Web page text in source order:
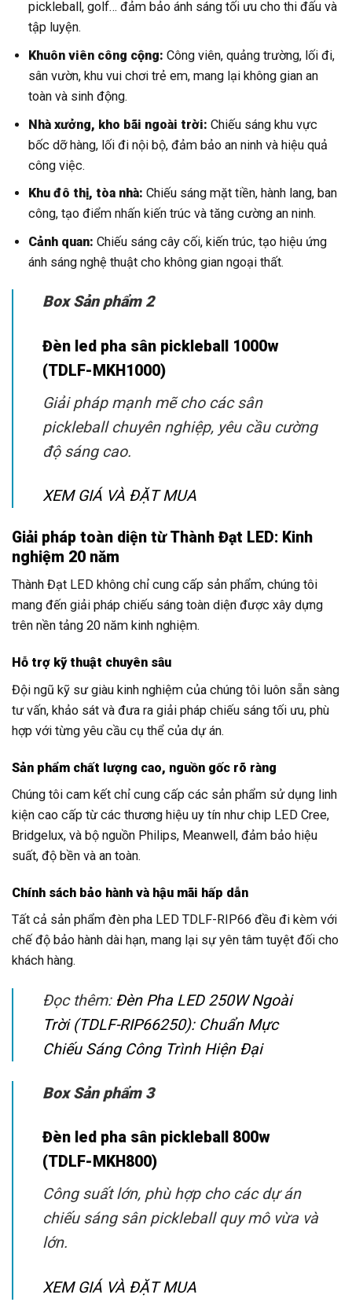
pickleball, golf… đảm bảo ánh sáng tối ưu cho thi đấu và
tập luyện.
Khuôn viên công cộng: Công viên, quảng trường, lối đi,
sân vườn, khu vui chơi trẻ em, mang lại không gian an
toàn và sinh động.
Nhà xưởng, kho bãi ngoài trời: Chiếu sáng khu vực
bốc dỡ hàng, lối đi nội bộ, đảm bảo an ninh và hiệu quả
công việc.
Khu đô thị, tòa nhà: Chiếu sáng mặt tiền, hành lang, ban
công, tạo điểm nhấn kiến trúc và tăng cường an ninh.
Cảnh quan: Chiếu sáng cây cối, kiến trúc, tạo hiệu ứng
ánh sáng nghệ thuật cho không gian ngoại thất.
Box Sản phẩm 2
Đèn led pha sân pickleball 1000w
(TDLF-MKH1000)
Giải pháp mạnh mẽ cho các sân
pickleball chuyên nghiệp, yêu cầu cường
độ sáng cao.
XEM GIÁ VÀ ĐẶT MUA
Giải pháp toàn diện từ Thành Đạt LED: Kinh
nghiệm 20 năm
Thành Đạt LED không chỉ cung cấp sản phẩm, chúng tôi
mang đến giải pháp chiếu sáng toàn diện được xây dựng
trên nền tảng 20 năm kinh nghiệm.
Hỗ trợ kỹ thuật chuyên sâu
Đội ngũ kỹ sư giàu kinh nghiệm của chúng tôi luôn sẵn sàng
tư vấn, khảo sát và đưa ra giải pháp chiếu sáng tối ưu, phù
hợp với từng yêu cầu cụ thể của dự án.
Sản phẩm chất lượng cao, nguồn gốc rõ ràng
Chúng tôi cam kết chỉ cung cấp các sản phẩm sử dụng linh
kiện cao cấp từ các thương hiệu uy tín như chip LED Cree,
Bridgelux, và bộ nguồn Philips, Meanwell, đảm bảo hiệu
suất, độ bền và an toàn.
Chính sách bảo hành và hậu mãi hấp dẫn
Tất cả sản phẩm đèn pha LED TDLF-RIP66 đều đi kèm với
chế độ bảo hành dài hạn, mang lại sự yên tâm tuyệt đối cho
khách hàng.
Đọc thêm: Đèn Pha LED 250W Ngoài
Trời (TDLF-RIP66250): Chuẩn Mực
Chiếu Sáng Công Trình Hiện Đại
Box Sản phẩm 3
Đèn led pha sân pickleball 800w
(TDLF-MKH800)
Công suất lớn, phù hợp cho các dự án
chiếu sáng sân pickleball quy mô vừa và
lớn.
XEM GIÁ VÀ ĐẶT MUA